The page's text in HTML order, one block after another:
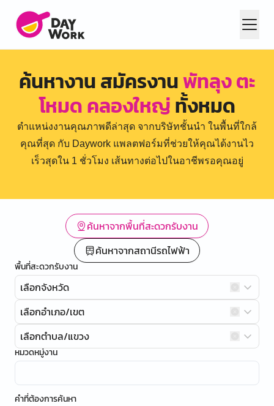
ค้นหางาน สมัครงานพัทลุง ตะ
โหมด คลองใหญ่ทั้งหมด
ตำแหน่งงานคุณภาพดีล่าสุด จากบริษัทชั้นนำ ในพื้นที่ใกล้
คุณที่สุด กับ Daywork แพลตฟอร์มที่ช่วยให้คุณได้งานไว
เร็วสุดใน 1 ชั่วโมง เส้นทางต่อไปในอาชีพรอคุณอยู่
ค้นหาจากพื้นที่สะดวกรับงาน
ค้นหาจากสถานีรถไฟฟ้า
พื้นที่สะดวกรับงาน
เลือกจังหวัด
เลือกอำเภอ/เขต
เลือกตำบล/แขวง
หมวดหมู่งาน
คำที่ต้องการค้นหา